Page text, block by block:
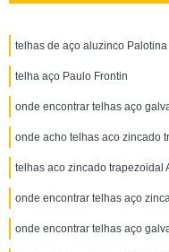
telhas de aço aluzinco Palotina
telha aço Paulo Frontin
onde encontrar telhas aço
onde acho telhas aco zincado
telhas aco zincado trapezoidal
onde encontrar telhas aço
onde encontrar telhas aço